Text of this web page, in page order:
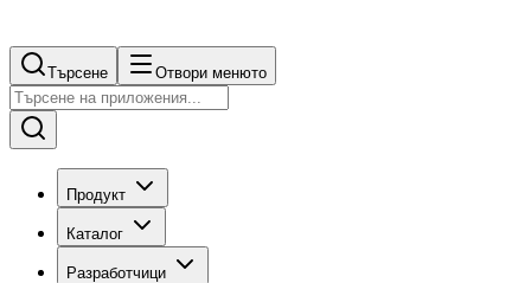
Търсене Отвори менюто
Продукт
Каталог
Разработчици